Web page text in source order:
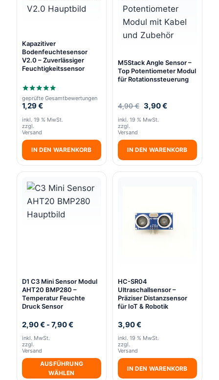
Kapazitiver
Bodenfeuchtesensor
V2.0 – Zuverlässiger
Feuchtigkeitssensor
Bewertet
mit
5.00
von 5
geprüfte Gesamtbewertungen
1,29€
inkl. 19 % MwSt.
zzgl.
Versand
IN DEN WARENKORB
M5Stack Angle Sensor –
Top Potentiometer Modul
für Rotationssteuerung
4,90€ Ursprünglicher
war:
3,90€Aktueller
inkl. 19 % MwSt.
zzgl.
Versand
IN DEN WARENKORB
D1 C3 Mini Sensor Modul
AHT20 BMP280 –
Temperatur Feuchte
Druck Sensor
2,90€ - 7,90€
inkl. MwSt.
zzgl.
Versand
AUSFÜHRUNG
WÄHLEN
HC-SR04
Ultraschallsensor –
Präziser Distanzsensor
für IoT & Robotik
3,90€
inkl. 19 % MwSt.
zzgl.
Versand
IN DEN WARENKORB